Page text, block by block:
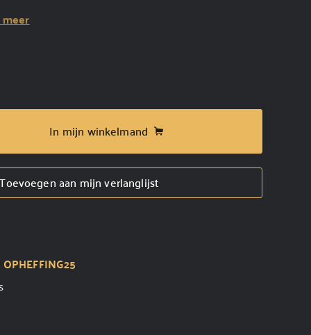
In mijn winkelmand
Toevoegen aan mijn verlanglijst
OPHEFFING25